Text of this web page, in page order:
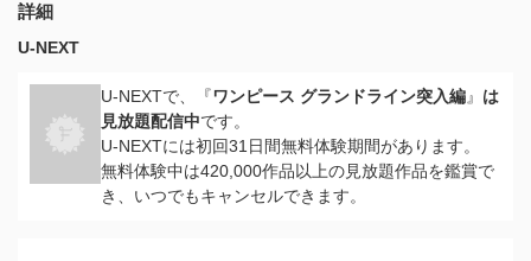
詳細
U-NEXT
U-NEXTで、『ワンピース グランドライン突入編』 は
見放題配信中です。
U-NEXTには初回31日間無料体験期間があります。
無料体験中は420,000作品以上の見放題作品を鑑賞で
き、いつでもキャンセルできます。